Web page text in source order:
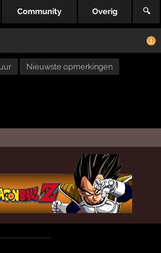
Community Overig 🔍
Nieuwste opmerkingen